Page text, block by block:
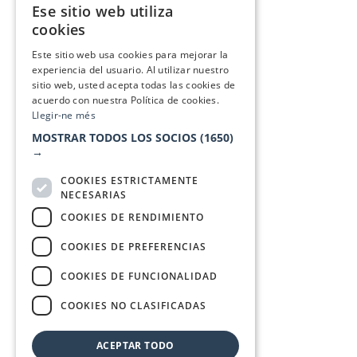
Ese sitio web utiliza
cookies
Este sitio web usa cookies para mejorar la
experiencia del usuario. Al utilizar nuestro
sitio web, usted acepta todas las cookies de
acuerdo con nuestra Política de cookies.
Llegir-ne més
MOSTRAR TODOS LOS SOCIOS (1650)
→
COOKIES ESTRICTAMENTE
NECESARIAS
COOKIES DE RENDIMIENTO
COOKIES DE PREFERENCIAS
COOKIES DE FUNCIONALIDAD
COOKIES NO CLASIFICADAS
ACEPTAR TODO